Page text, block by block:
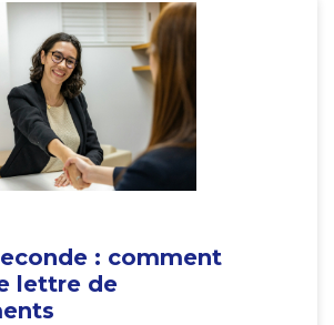
: comment
lettre de